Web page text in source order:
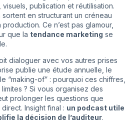
publication et réutilisation.
sortent en structurant un créneau
Ce n’est pas glamour,
que la tendance marketing se
dialoguer avec vos autres prises
publie une étude annuelle, le
“making-of” : pourquoi ces chiffres,
? Si vous organisez des
prolonger les questions que
Insight final : un podcast utile
la décision de l’auditeur.